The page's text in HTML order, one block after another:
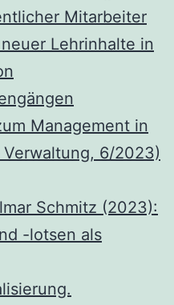
Mitarbeiter
Lehrinhalte in
Management in
6/2023)
Schmitz (2023):
-lotsen als